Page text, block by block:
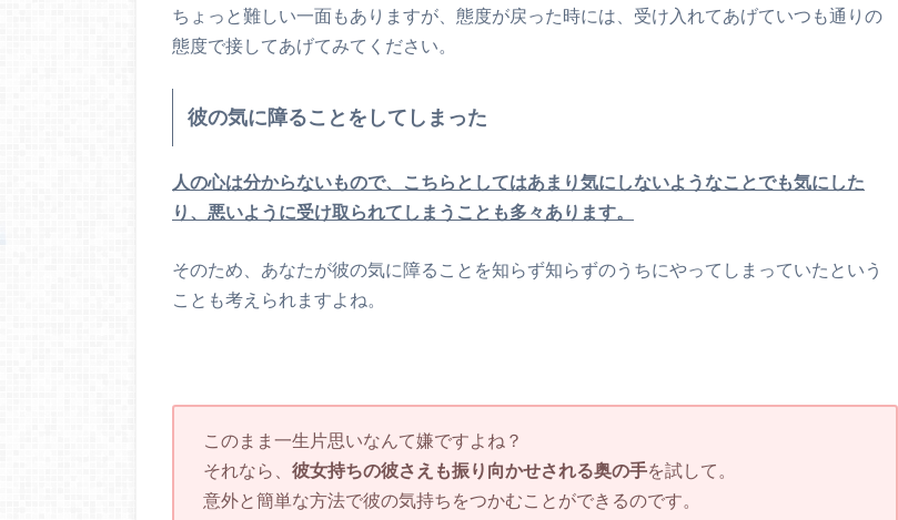
ちょっと難しい一面もありますが、態度が戻った時には、受け入れてあげていつも通りの
態度で接してあげてみてください。
彼の気に障ることをしてしまった
人の心は分からないもので、こちらとしてはあまり気にしないようなことでも気にした
り、悪いように受け取られてしまうことも多々あります。
そのため、あなたが彼の気に障ることを知らず知らずのうちにやってしまっていたという
ことも考えられますよね。
このまま一生片思いなんて嫌ですよね？
それなら、彼女持ちの彼さえも振り向かせされる奥の手を試して。
意外と簡単な方法で彼の気持ちをつかむことができるのです。